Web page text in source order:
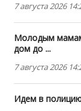
7 августа 2026
Молодым мамам
дом до ...
7 августа 2026
Идем в